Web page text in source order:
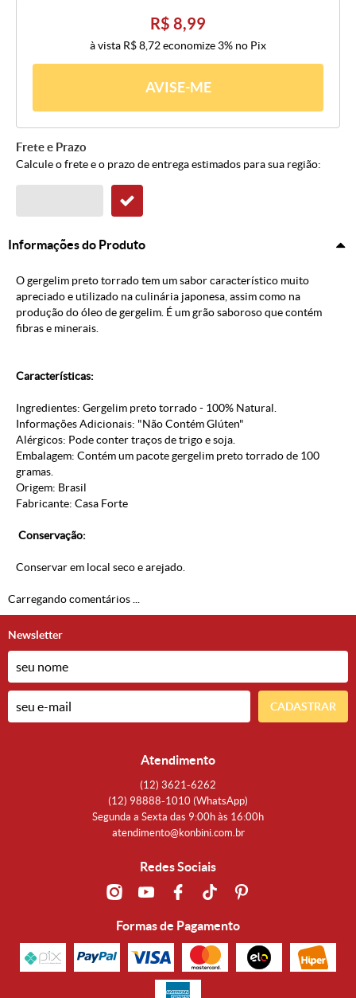
R$ 8,99
à vista R$ 8,72economize 3% no Pix
AVISE-ME
Frete e Prazo
Calcule o frete e o prazo de entrega estimados para sua região:
Informações do Produto
O gergelim preto torrado tem um sabor característico muito
apreciado e utilizado na culinária japonesa, assim como na
produção do óleo de gergelim. É um grão saboroso que contém
fibras e minerais.
Características:
Ingredientes: Gergelim preto torrado - 100% Natural.
Informações Adicionais: "Não Contém Glúten"
Alérgicos: Pode conter traços de trigo e soja.
Embalagem: Contém um pacote gergelim preto torrado de 100
gramas.
Origem: Brasil
Fabricante: Casa Forte
Conservação:
Conservar em local seco e arejado.
Carregando comentários ...
Newsletter
CADASTRAR
Atendimento
(12) 3621-6262
(12) 98888-1010 (WhatsApp)
Segunda a Sexta das 9:00h às 16:00h
atendimento@konbini.com.br
Redes Sociais
Formas de Pagamento